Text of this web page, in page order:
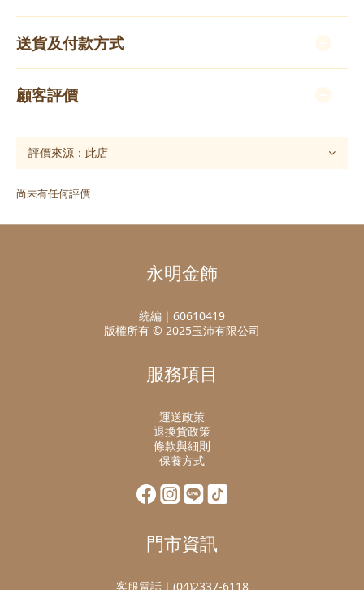
送貨及付款方式
顧客評價
尚未有任何評價
永明金飾
統編｜60610419
版權所有 © 2025玉沛有限公司
服務項目
運送政策
退換貨政策
條款與細則
保養方式
門市資訊
客服電話｜(04)2337-6118